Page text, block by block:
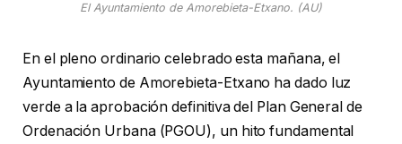
El Ayuntamiento de Amorebieta-Etxano. (AU)
En el pleno ordinario celebrado esta mañana, el
Ayuntamiento de Amorebieta-Etxano ha dado luz
verde a la aprobación definitiva del Plan General de
Ordenación Urbana (PGOU), un hito fundamental